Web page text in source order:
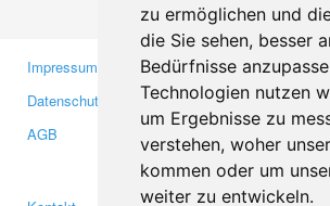
zu ermöglichen und
die Sie sehen, besser
Bedürfnisse
Technologien nutzen
um Ergebnisse zu
verstehen, woher
kommen oder um
weiter zu entwickeln.
Impressum
Datenschutzerklärung
AGB
Investoren
Medien